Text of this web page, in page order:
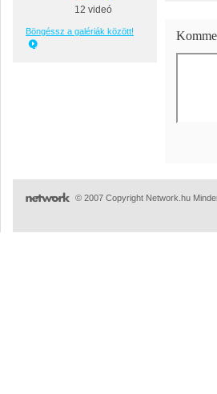
12 videó
Böngéssz a galériák között!
© 2007 Copyright Network.hu